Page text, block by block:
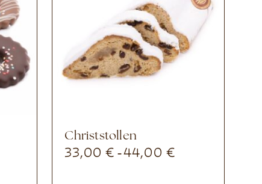
Christstollen
33,00€ -44,00 €